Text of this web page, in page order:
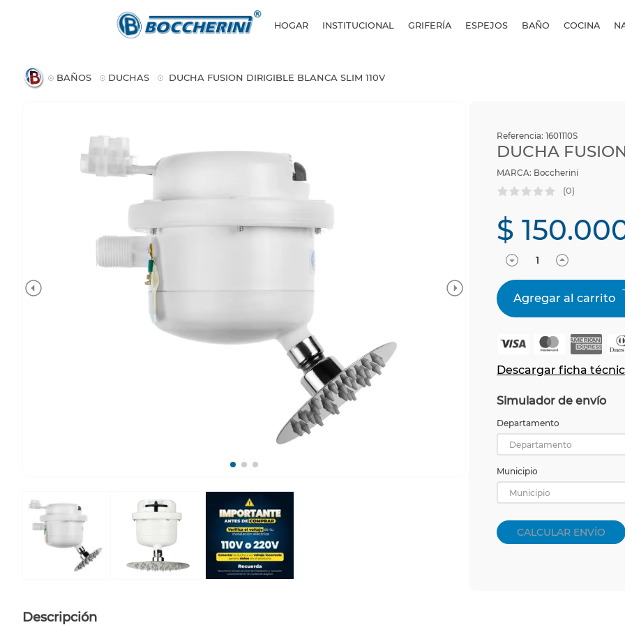
HOGAR INSTITUCIONAL GRIFERÍA ESPEJOS BAÑO COCINA
BAÑOS DUCHAS DUCHA FUSION DIRIGIBLE BLANCA SLIM 110V
Referencia: 1601110S
DUCHA
Boccherini
(0)
$ 150.
Descargar ficha
Simulador de envío
Departamento
Departamento
Municipio
Municipio
CALCULAR ENVÍO
Descripción